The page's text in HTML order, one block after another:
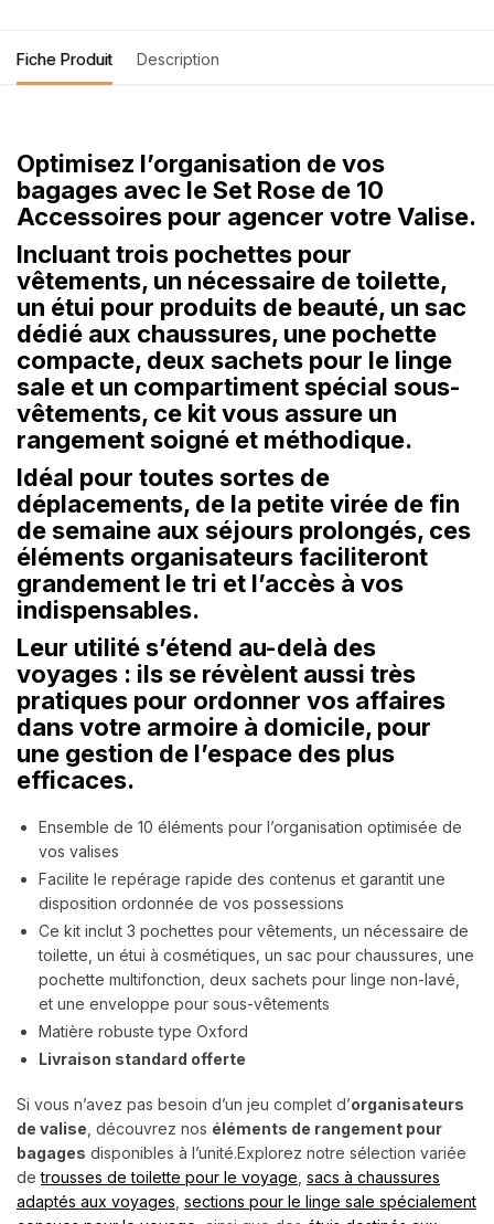
Fiche Produit Description
Optimisez l’organisation de vos
bagages avec le Set Rose de 10
Accessoires pour agencer votre Valise.
Incluant trois pochettes pour
vêtements, un nécessaire de toilette,
un étui pour produits de beauté, un sac
dédié aux chaussures, une pochette
compacte, deux sachets pour le linge
sale et un compartiment spécial sous-
vêtements, ce kit vous assure un
rangement soigné et méthodique.
Idéal pour toutes sortes de
déplacements, de la petite virée de fin
de semaine aux séjours prolongés, ces
éléments organisateurs faciliteront
grandement le tri et l’accès à vos
indispensables.
Leur utilité s’étend au-delà des
voyages : ils se révèlent aussi très
pratiques pour ordonner vos affaires
dans votre armoire à domicile, pour
une gestion de l’espace des plus
efficaces.
Ensemble de 10 éléments pour l’organisation optimisée de
vos valises
Facilite le repérage rapide des contenus et garantit une
disposition ordonnée de vos possessions
Ce kit inclut 3 pochettes pour vêtements, un nécessaire de
toilette, un étui à cosmétiques, un sac pour chaussures, une
pochette multifonction, deux sachets pour linge non-lavé,
et une enveloppe pour sous-vêtements
Matière robuste type Oxford
Livraison standard offerte
Si vous n’avez pas besoin d’un jeu complet d’organisateurs
de valise, découvrez nos éléments de rangement pour
bagages disponibles à l’unité.Explorez notre sélection variée
detrousses de toilette pour le voyage, sacs à chaussures
adaptés aux voyages, sections pour le linge sale spécialement